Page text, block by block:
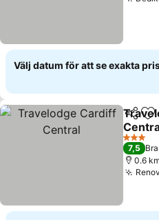
Välj datum för att se exakta
Dela
Se
3 Stjärnor
7,5 Bra
0.6